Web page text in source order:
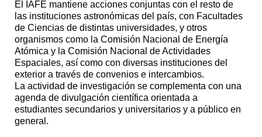
El IAFE mantiene acciones conjuntas con el resto de
las instituciones astronómicas del país, con Facultades
de Ciencias de distintas universidades, y otros
organismos como la Comisión Nacional de Energía
Atómica y la Comisión Nacional de Actividades
Espaciales, así como con diversas instituciones del
exterior a través de convenios e intercambios.
La actividad de investigación se complementa con una
agenda de divulgación científica orientada a
estudiantes secundarios y universitarios y a público en
general.